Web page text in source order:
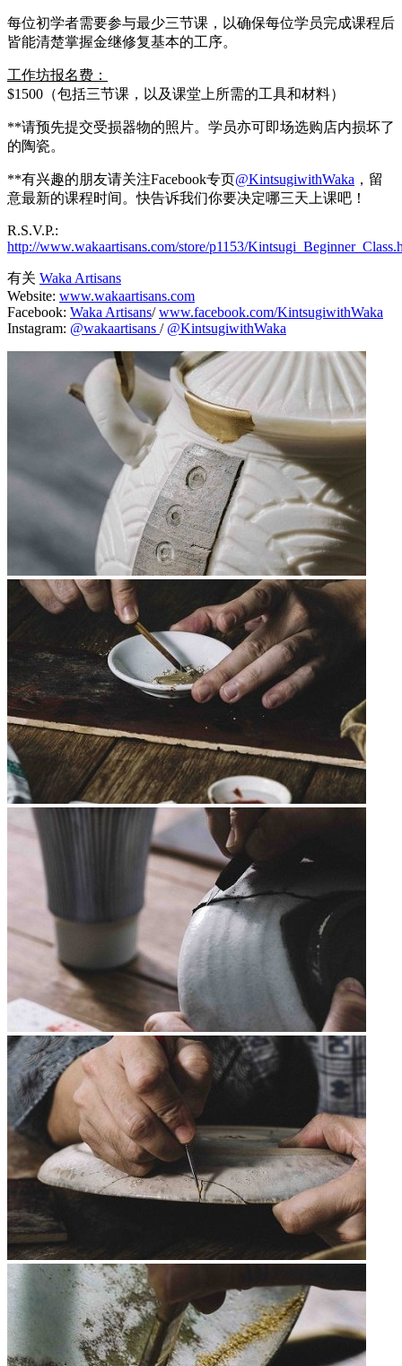
每位初学者需要参与最少三节课，以确保每位学员完成课程后
皆能清楚掌握金继修复基本的工序。
工作坊报名费：
$1500（包括三节课，以及课堂上所需的工具和材料）
**请预先提交受损器物的照片。学员亦可即场选购店内损坏了
的陶瓷。
**有兴趣的朋友请关注Facebook专页@KintsugiwithWaka ，留
意最新的课程时间。快告诉我们你要决定哪三天上课吧！
R.S.V.P.:
http://www.wakaartisans.com/store/p1153/
有关 Waka Artisans
Website: www.wakaartisans.com
Facebook: Waka Artisans/www.facebook.com/KintsugiwithWaka
Instagram: @wakaartisans / @KintsugiwithWaka